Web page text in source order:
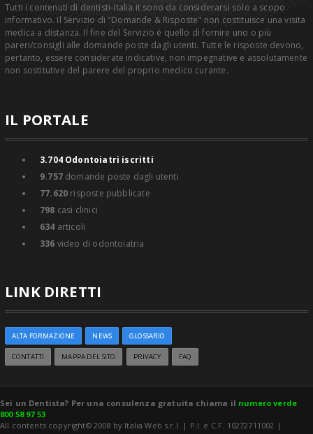
Tutti i contenuti di dentisti-italia.it sono da considerarsi solo a scopo
informativo. Il Servizio di "Domande & Risposte" non costituisce una visita
medica a distanza. Il fine del Servizio è quello di fornire uno o più
pareri/consigli alle domande poste dagli utenti. Tutte le risposte devono,
pertanto, essere considerate indicative, non impegnative e assolutamente
non sostitutive del parere del proprio medico curante.
IL PORTALE
3.704Odontoiatri iscritti
9.757domande poste dagli utenti
77.620 risposte pubblicate
798 casi clinici
634 articoli
336 video di odontoiatria
LINK DIRETTI
ALTA FORMAZIONE NEWS GLOSSARIO
CONTATTI MAPPA DEL SITO PRIVACY FAQ
Sei un Dentista? Per una consulenza gratuita chiama il numero verde
800 58 97 53
All contents copyright© 2008 by Italia Web s.r.l. | P.I. e C.F. 10272711002 |